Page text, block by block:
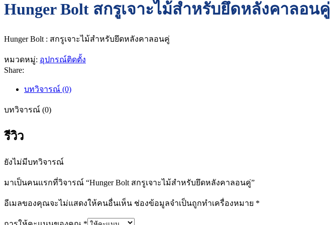
Hunger Bolt สกรูเจาะไม้สำหรับยึดหลังคาลอนคู่
Hunger Bolt : สกรูเจาะไม้สำหรับยึดหลังคาลอนคู่
หมวดหมู่: อุปกรณ์ติดตั้ง
Share:
บทวิจารณ์ (0)
บทวิจารณ์ (0)
รีวิว
ยังไม่มีบทวิจารณ์
มาเป็นคนแรกที่วิจารณ์ “Hunger Bolt สกรูเจาะไม้สำหรับยึดหลังคาลอนคู่”
อีเมลของคุณจะไม่แสดงให้คนอื่นเห็น ช่องข้อมูลจำเป็นถูกทำเครื่องหมาย *